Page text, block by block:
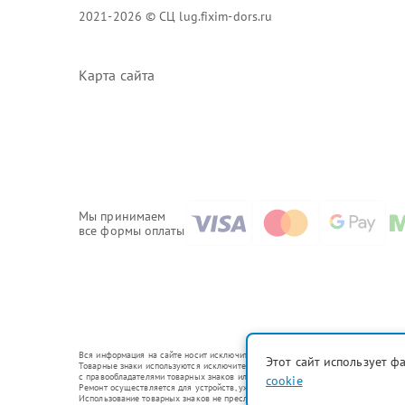
2021-2026 © СЦ lug.fixim-dors.ru
Карта сайта
Мы принимаем
все формы оплаты
Вся информация на сайте носит исключительно справочный характер.
Товарные знаки используются исключительно для описания устройств, в
с правообладателями товарных знаков или их официальными представителями.
Ремонт осуществляется для устройств, уже введенных в гражданский оборот в
Использование товарных знаков не преследует цели индивидуализации услуг
Этот сайт использует
cookie